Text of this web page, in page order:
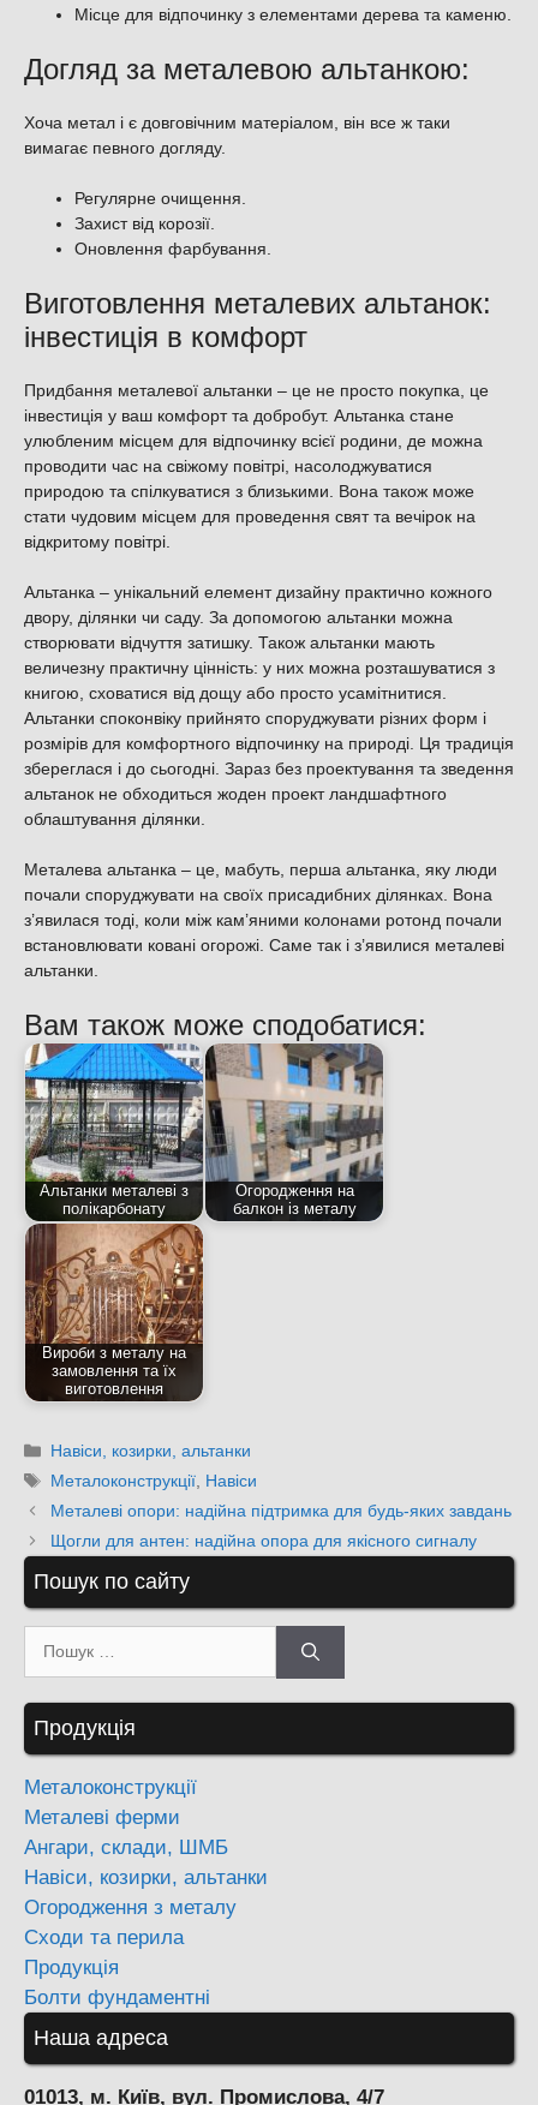
Мiсце для вiдпочинку з елементами дерева та каменю.
Догляд за металевою альтанкою:
Хоча метал і є довговічним матеріалом, він все ж таки
вимагає певного догляду.
Регулярне очищення.
Захист від корозії.
Оновлення фарбування.
Виготовлення металевих альтанок:
інвестиція в комфорт
Придбання металевої альтанки – це не просто покупка, це
інвестиція у ваш комфорт та добробут. Альтанка стане
улюбленим місцем для відпочинку всієї родини, де можна
проводити час на свіжому повітрі, насолоджуватися
природою та спілкуватися з близькими. Вона також може
стати чудовим місцем для проведення свят та вечірок на
відкритому повітрі.
Альтанка – унікальний елемент дизайну практично кожного
двору, ділянки чи саду. За допомогою альтанки можна
створювати відчуття затишку. Також альтанки мають
величезну практичну цінність: у них можна розташуватися з
книгою, сховатися від дощу або просто усамітнитися.
Альтанки споконвіку прийнято споруджувати різних форм і
розмірів для комфортного відпочинку на природі. Ця традиція
збереглася і до сьогодні. Зараз без проектування та зведення
альтанок не обходиться жоден проект ландшафтного
облаштування ділянки.
Металева альтанка – це, мабуть, перша альтанка, яку люди
почали споруджувати на своїх присадибних ділянках. Вона
з’явилася тоді, коли між кам’яними колонами ротонд почали
встановлювати ковані огорожі. Саме так і з’явилися металеві
альтанки.
Вам також може сподобатися:
Альтанки металеві з
полікарбонату
Огородження на
балкон із металу
Вироби з металу на
замовлення та їх
виготовлення
Категорії
Навіси, козирки, альтанки
Позначки
Металоконструкції Навіси
Металеві опори: надійна підтримка для будь-яких завдань
Щогли для антен: надійна опора для якісного сигналу
Пошук по сайту
Пошук:
Продукція
Металоконструкції
Металеві ферми
Ангари, склади, ШМБ
Навіси, козирки, альтанки
Огородження з металу
Сходи та перила
Продукція
Болти фундаментні
Наша адреса
01013, м. Київ, вул. Промислова, 4/7